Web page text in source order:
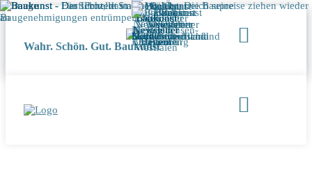
Wahr. Schön. Gut. Baukunst